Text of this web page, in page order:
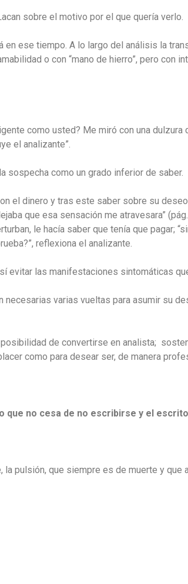
sobre el motivo por el que quería verlo.
en ese tiempo. A lo largo del análisis la
o con “mano de hierro”, pero con
como usted? Me miró con una
el analizante”.
sospecha como un grado inferior de saber.
el dinero y tras este saber sobre su
que esa sensación me atravesara”
le hacía saber que tenía que pagar;
reflexiona el analizante.
evitar las manifestaciones sintomáticas
necesarias varias vueltas para asumir su
de convertirse en analista;
como para desear ser, de manera
que no cesa de no escribirse y el
pulsión, que siempre es de muerte y